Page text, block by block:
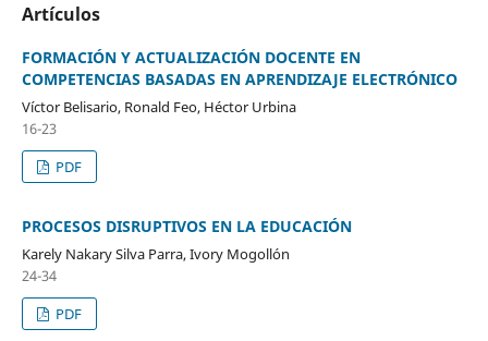
Artículos
FORMACIÓN Y ACTUALIZACIÓN DOCENTE EN
COMPETENCIAS BASADAS EN APRENDIZAJE ELECTRÓNICO
Víctor Belisario, Ronald Feo, Héctor Urbina
16-23
PDF
PROCESOS DISRUPTIVOS EN LA EDUCACIÓN
Karely Nakary Silva Parra, Ivory Mogollón
24-34
PDF